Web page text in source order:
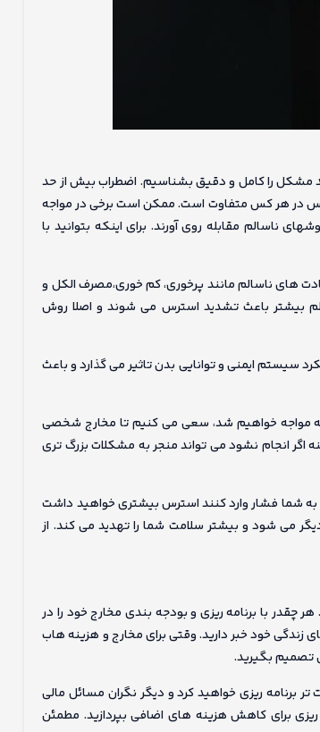
مشکل را کامل و دقیق بشناسیم. اضطراب بیش از حد
در هر کس متفاوت است. ممکن است برخی در مواجه
مقابله روی آورند. برای اینکه بتوانید با
های ناسالم مانند پرخوری، کم خوری،مصرف الکل و
بیشتر باعث تشدید استرس می شوند و اصلا روش
سیستم ایمنی و توانایی بدن تاثیر می گذارد و باعث
مواجه خواهیم شد، سعی می کنیم تا مخارج شخصی
اگر انجام نشود می تواند منجر به مشکلات بزرگ تری
شما فشار وارد کنند استرس بیشتری خواهید داشت
می شود و بیشتر سلامت شما را تهدید می کند. از
چقدر با برنامه ریزی و بودجه بندی مخارج خود را در
خود خبر دارید. وقتی برای مخارج و هزینه هاب
تصمیم بگیرید.
برنامه ریزی خواهید کرد و دیگر نگران مسائل مالی
برای کاهش هزینه های اضافی بپردازید. مطمئن